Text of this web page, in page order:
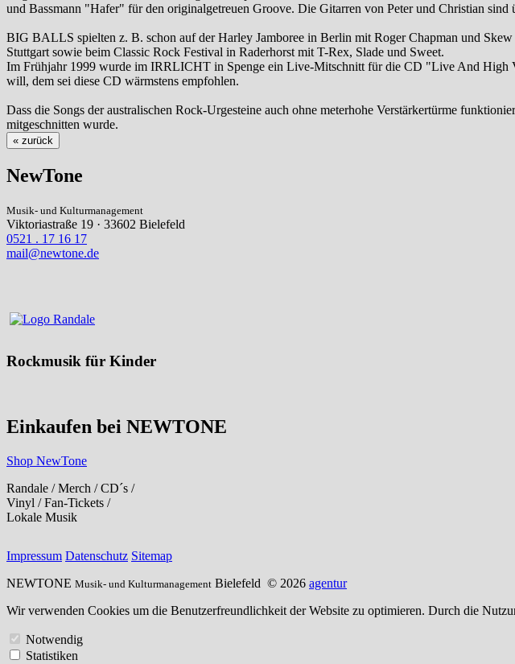
und Bassmann "Hafer" für den originalgetreuen Groove. Die Gitarren von Peter und Christian sind
BIG BALLS spielten z. B. schon auf der Harley Jamboree in Berlin mit Roger Chapman und
Stuttgart sowie beim Classic Rock Festival in Raderhorst mit T-Rex, Slade und Sweet.
Im Frühjahr 1999 wurde im IRRLICHT in Spenge ein Live-Mitschnitt für die CD "Live And High
will, dem sei diese CD wärmstens empfohlen.
Dass die Songs der australischen Rock-Urgesteine auch ohne meterhohe Verstärkertürme
mitgeschnitten wurde.
« zurück
NewTone
Musik- und Kulturmanagement
Viktoriastraße 19 · 33602 Bielefeld
0521 . 17 16 17
mail@newtone.de
Rockmusik für Kinder
Einkaufen bei NEWTONE
Shop NewTone
Randale / Merch / CD´s /
Vinyl / Fan-Tickets /
Lokale Musik
Impressum Datenschutz Sitemap
NEWTONE Musik- und Kulturmanagement Bielefeld © 2026 agentur
Wir verwenden Cookies um die Benutzerfreundlichkeit der Website zu optimieren. Durch die
Notwendig
Statistiken